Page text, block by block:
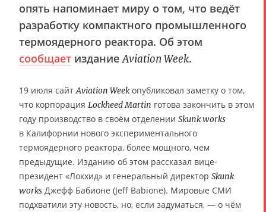
опять напоминает миру о том, что ведёт
разработку компактного промышленного
термоядерного реактора. Об этом
сообщает изданиеAviation Week.
19 июля сайтAviation Weekопубликовал заметку о том,
что корпорация Lockheed Martin готова закончить в этом
году производство в своём отделении Skunk works
в Калифорнии нового экспериментального
термоядерного реактора, более мощного, чем
предыдущие. Изданию об этом рассказал вице-
президент «Локхид» и генеральный директор Skunk
works Джефф Бабионе (Jeff Babione). Мировые СМИ
подхватили эту новость, но, если задуматься, — о чём